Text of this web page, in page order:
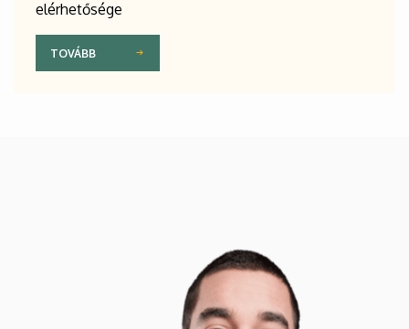
elérhetősége
TOVÁBB